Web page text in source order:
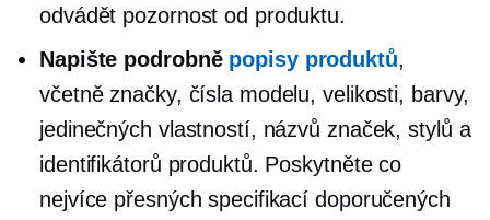
odvádět pozornost od produktu.
Napište podrobně popisy produktů,
včetně značky, čísla modelu, velikosti, barvy,
jedinečných vlastností, názvů značek, stylů a
identifikátorů produktů. Poskytněte co
nejvíce přesných specifikací doporučených